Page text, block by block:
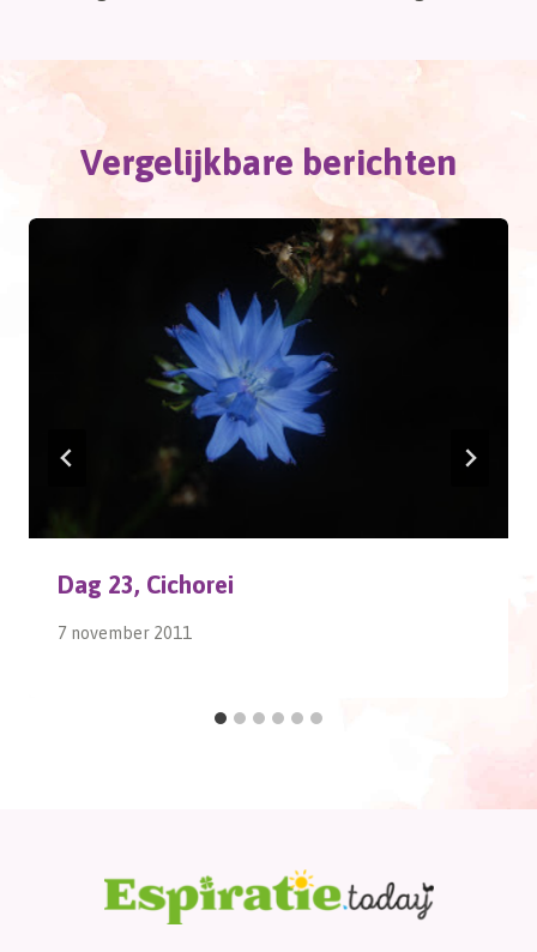
Vergelijkbare berichten
Dag 23, Cichorei
7 november 2011